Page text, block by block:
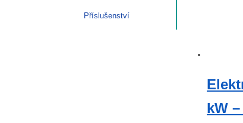
kW
Příslušenství